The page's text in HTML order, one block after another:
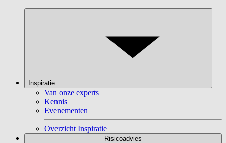
Inspiratie
Van onze experts
Kennis
Evenementen
Overzicht Inspiratie
Risicoadvies